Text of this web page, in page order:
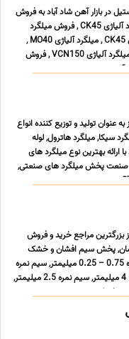
در بازار آهن شاد آباد به فروش
میلگرد آلیاژی CK45 , خرید میلگرد آلیاژی CK45 , فروش میلگرد
آلیاژی CK45 , خرید میلگرد آلیاژی CK45 , میلگرد آلیاژی MO40 ,
قیمت میلگرد فولاد آلیاژی , خرید میلگرد آلیاژی VCN150 , فروش
تولید و توزیع کننده انواع
سیکا, میلگرد هاترول, لوله
ارائه بهترین نوع میلگرد های
صنعت پخش میلگرد های صنعتی,
بزرگترین مراجع خرید و فروش
پخش سیم افشان و خشک
مسی, سیم خشک مسی, سیم نمره 0.75 – 0.25 میلیمتر, سیم نمره
1.5 – 1 میلیمتر, سیم نمره 10 – 4 میلیمتر, سیم نمره 2.5 میلیمتر,